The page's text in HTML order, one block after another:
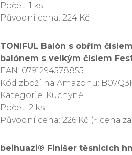
Počet: 1 ks
Původní cena: 224 Kč
TONIFUL Balón s obřím
balónem s velkým číslem
EAN: 0791294578855
Kód zboží na Amazonu:
Kategorie: Kuchyně
Počet: 2 ks
Původní cena: 226 Kč (~ cena za
beihuazi® Finišer těsnicích